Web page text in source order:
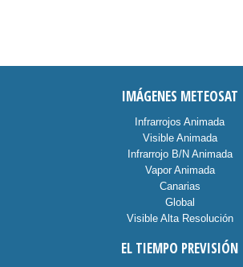
IMÁGENES METEOSAT
Infrarrojos Animada
Visible Animada
Infrarrojo B/N Animada
Vapor Animada
Canarias
Global
Visible Alta Resolución
EL TIEMPO PREVISIÓN